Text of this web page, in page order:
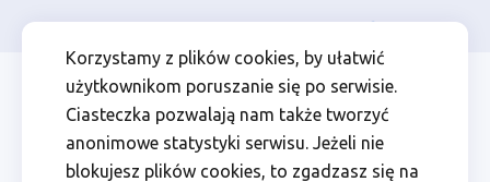
Korzystamy z plików cookies, by ułatwić
użytkownikom poruszanie się po serwisie.
Ciasteczka pozwalają nam także tworzyć
anonimowe statystyki serwisu. Jeżeli nie
blokujesz plików cookies, to zgadzasz się na
Leszno,
Lokalny
Punkt
Przejdź
głównej
nawigacji
Przejdź
wyszukiwarki
Przejdź
zawartości
strony
Przejdź
stopki
Menu
Header
Top
Osoba prywatna Firma
Menu
top
left